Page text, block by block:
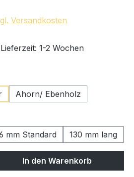
Versandkosten
1-2 Wochen
Ahorn/ Ebenholz
mm Standard 130 mm lang
Gib den
In den Warenkorb